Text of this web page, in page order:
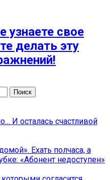
узнаете свое
делать эту
И осталась счастливой
Ехать полчаса, а
«Абонент недоступен»